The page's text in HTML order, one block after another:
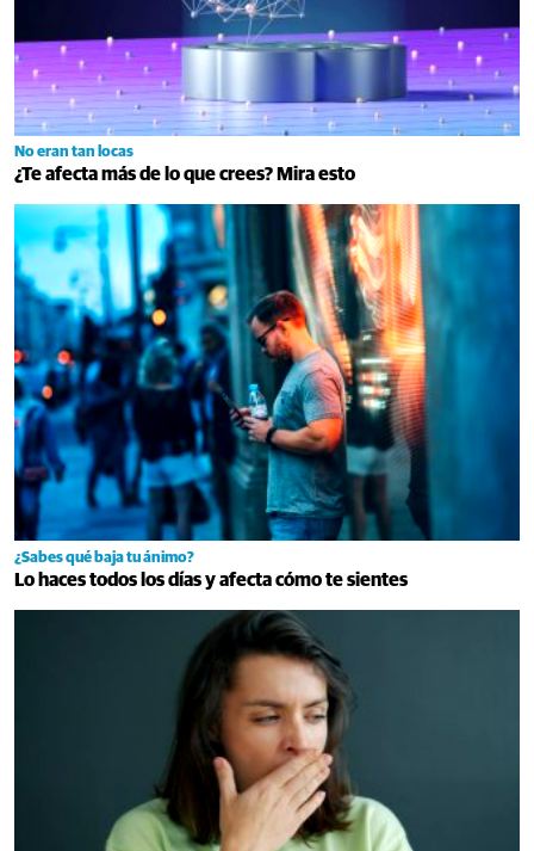
No eran tan locas
¿Te afecta más de lo que crees? Mira esto
¿Sabes qué baja tu ánimo?
Lo haces todos los días y afecta cómo te sientes